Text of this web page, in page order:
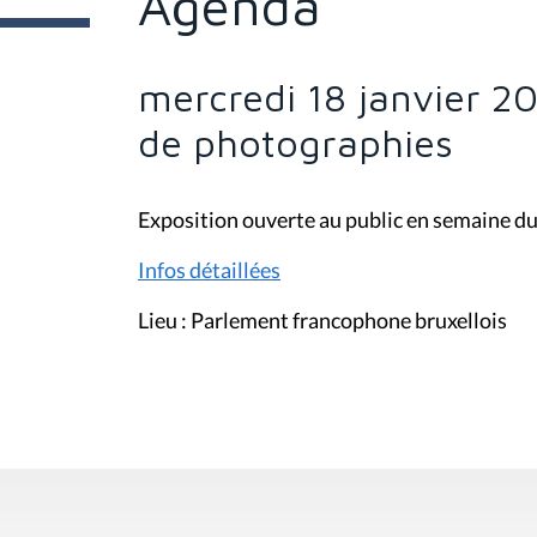
e
s
mercredi 18 janvier
de photographies
Exposition ouverte au public en semaine
Infos détaillées
Lieu : Parlement francophone bruxellois